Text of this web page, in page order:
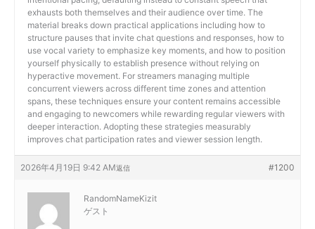
exhausts both themselves and their audience over time. The
material breaks down practical applications including how to
structure pauses that invite chat questions and responses, how to
use vocal variety to emphasize key moments, and how to position
yourself physically to establish presence without relying on
hyperactive movement. For streamers managing multiple
concurrent viewers across different time zones and attention
spans, these techniques ensure your content remains accessible
and engaging to newcomers while rewarding regular viewers with
deeper interaction. Adopting these strategies measurably
improves chat participation rates and viewer session length.
2026年4月19日 9:42 AM #1200
返信
RandomNameKizit
ゲスト